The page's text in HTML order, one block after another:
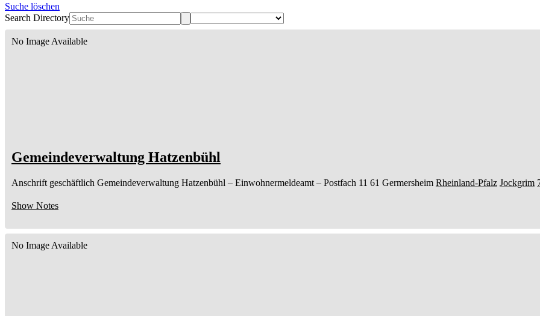
Suche löschen
Search Directory
No Image Available
Gemeindeverwaltung Hatzenbühl
Anschrift geschäftlich Gemeindeverwaltung Hatzenbühl – Einwohnermeldeamt – Postfach 11 61 Germersheim Rheinland-Pfalz Jockgrim
Show Notes
No Image Available